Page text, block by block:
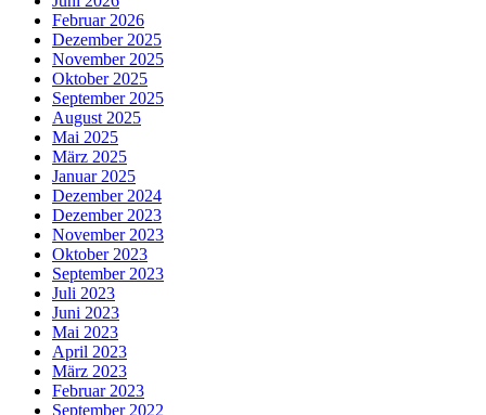
Februar 2026
Dezember 2025
November 2025
Oktober 2025
September 2025
August 2025
Mai 2025
März 2025
Januar 2025
Dezember 2024
Dezember 2023
November 2023
Oktober 2023
September 2023
Juli 2023
Juni 2023
Mai 2023
April 2023
März 2023
Februar 2023
September 2022